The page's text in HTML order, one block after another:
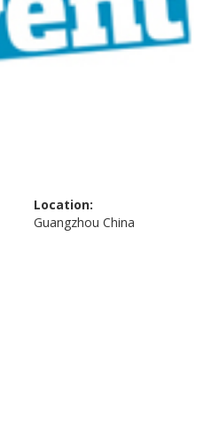
Location:
Guangzhou China